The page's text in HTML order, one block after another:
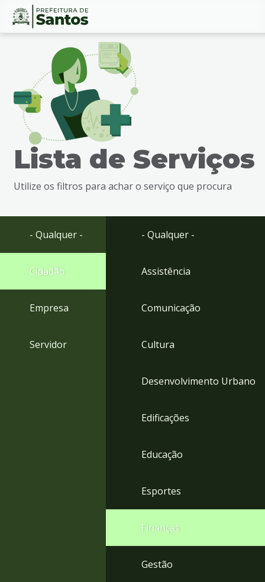
Ir
busca
Ir
rodapé
Conteúdo
Lista de Serviços
Utilize os filtros para achar o serviço que procura
- Qualquer -
Cidadão
Empresa
Servidor
- Qualquer -
Assistência
Comunicação
Cultura
Desenvolvimento Urbano
Edificações
Educação
Esportes
Finanças
Gestão